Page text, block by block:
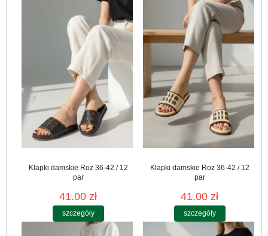
Klapki damskie Roz 36-42 / 12
par
41.00 zł
szczegóły
Klapki damskie Roz 36-42 / 12
par
41.00 zł
szczegóły